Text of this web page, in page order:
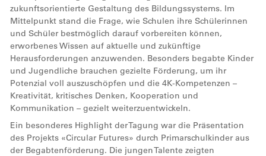
zukunftsorientierte Gestaltung des Bildungssystems. Im
Mittelpunkt stand die Frage, wie Schulen ihre Schülerinnen
und Schüler bestmöglich darauf vorbereiten können,
erworbenes Wissen auf aktuelle und zukünftige
Herausforderungen anzuwenden. Besonders begabte Kinder
und Jugendliche brauchen gezielte Förderung, um ihr
Potenzial voll auszuschöpfen und die 4K-Kompetenzen –
Kreativität, kritisches Denken, Kooperation und
Kommunikation – gezielt weiterzuentwickeln.
Ein besonderes Highlight der Tagung war die Präsentation
des Projekts «Circular Futures» durch Primarschulkinder aus
der Begabtenförderung. Die jungen Talente zeigten